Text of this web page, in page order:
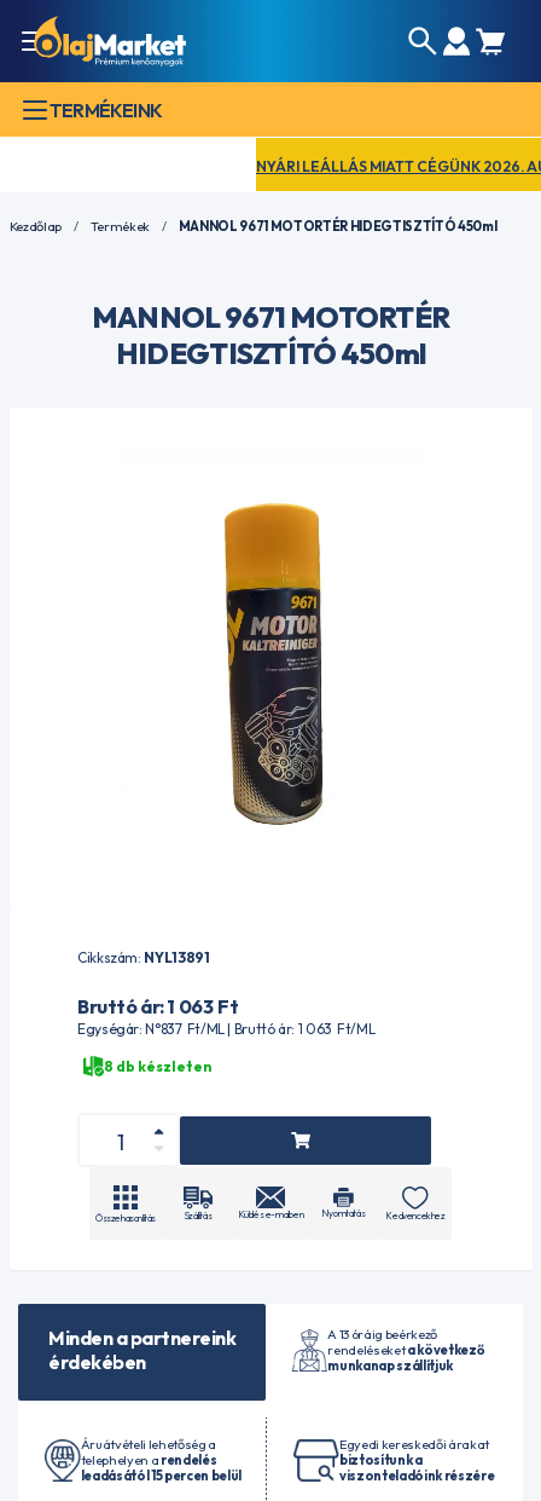
TERMÉKEINK
NYÁRI LEÁLLÁS MIATT CÉGÜNK 2026.
Kezdőlap Termékek MANNOL 9671 MOTORTÉR HIDEGTISZTÍTÓ 450ml
MANNOL 9671 MOTORTÉR
HIDEGTISZTÍTÓ 450ml
Cikkszám: NYL13891
Bruttó ár: 1 063 Ft
Egységár: N°837 Ft/ML | Bruttó ár: 1 063 Ft/ML
8 db készleten
Összehasonlítás Szállítás Küldés e-mailben Nyomtatás Kedvencekhez
Minden a partnereink
érdekében
A 13 óráig beérkező
rendeléseketa következő
munkanap szállítjuk
Áruátvételi lehetőség a
telephelyen a rendelés
leadásától 15 percen belül
Egyedi kereskedői árakat
biztosítunk a
viszonteladóink részére